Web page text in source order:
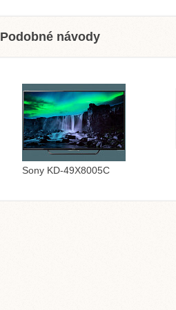
Podobné návody
Sony KD-49X8005C